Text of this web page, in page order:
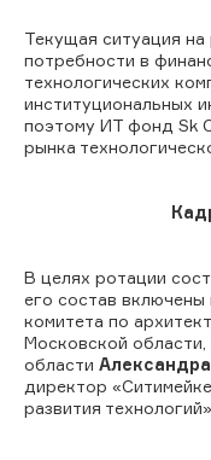
Текущая ситуация
потребности в
технологических
институциональных
поэтому ИТ фонд Sk
рынка
В целях ротации
его состав включены
комитета по
Московской
области
директор
развития технологий»